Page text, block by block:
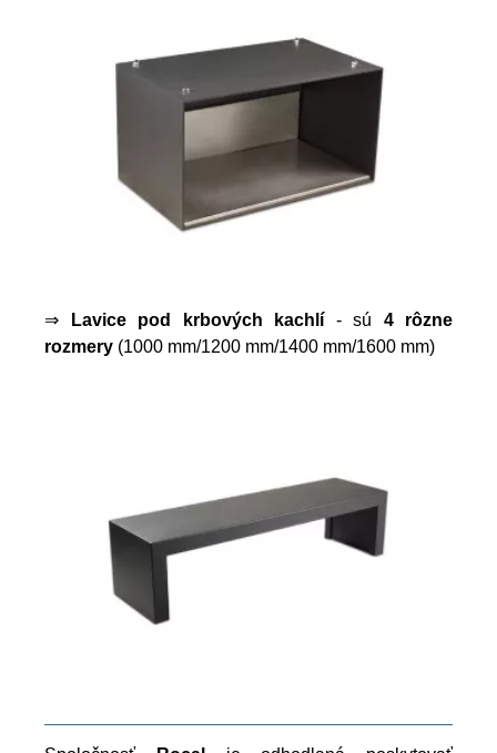
⇒ Lavice pod krbových kachlí - sú 4 rôzne
rozmery (1000 mm/1200 mm/1400 mm/1600 mm)